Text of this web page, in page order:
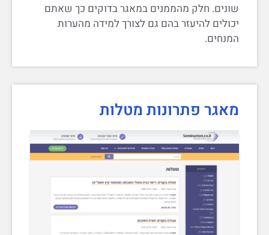
שונים. חלק מהממנים במאגר בדוקים כך שאתם
יכולים להיעזר בהם גם לצורך למידה מהערות
המנחים.
מאגר פתרונות מטלות